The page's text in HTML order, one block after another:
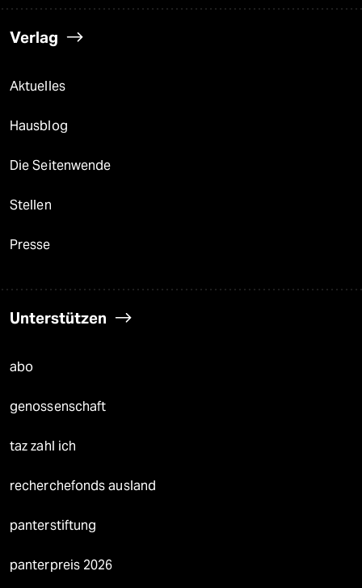
Verlag
Aktuelles
Hausblog
Die Seitenwende
Stellen
Presse
Unterstützen
abo
genossenschaft
taz zahl ich
recherchefonds ausland
panterstiftung
panterpreis 2026